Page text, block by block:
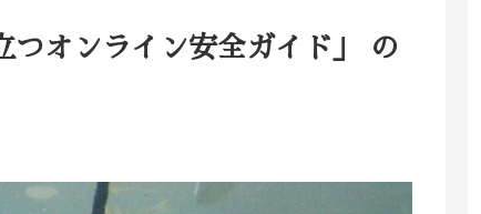
つオンライン安全ガイド」 の